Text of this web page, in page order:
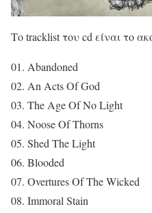
Το tracklist του cd είναι το
01. Abandoned
02. An Acts Of God
03. The Age Of No Light
04. Noose Of Thorns
05. Shed The Light
06. Blooded
07. Overtures Of The Wicked
08. Immoral Stain